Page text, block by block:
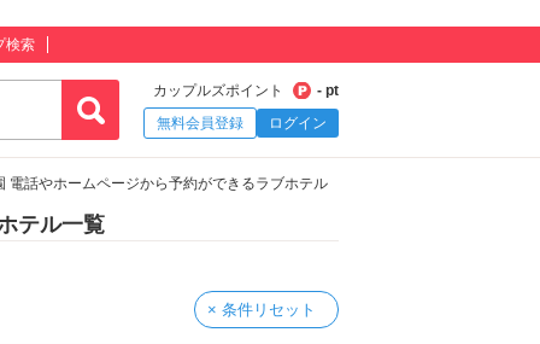
検索
カップルズポイント
- pt
無料会員登録
ログイン
電話やホームページから予約ができるラブホテル
テル一覧
× 条件リセット